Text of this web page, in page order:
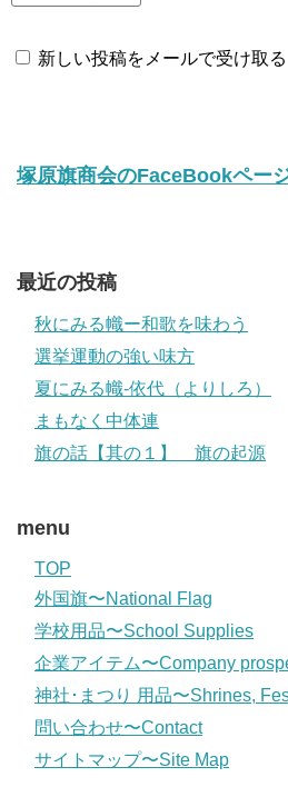
新しい投稿をメールで受け取る
塚原旗商会のFaceBookペー
最近の投稿
秋にみる幟ー和歌を味わう
選挙運動の強い味方
夏にみる幟-依代（よりしろ）
まもなく中体連
旗の話【其の１】 旗の起源
menu
TOP
外国旗〜National Flag
学校用品〜School Supplies
企業アイテム〜Company
神社･まつり 用品〜Shrines,
問い合わせ〜Contact
サイトマップ〜Site Map